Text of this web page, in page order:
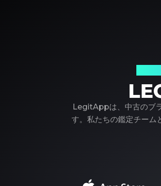
LegitAppは、中古のブ
す。私たちの鑑定チーム